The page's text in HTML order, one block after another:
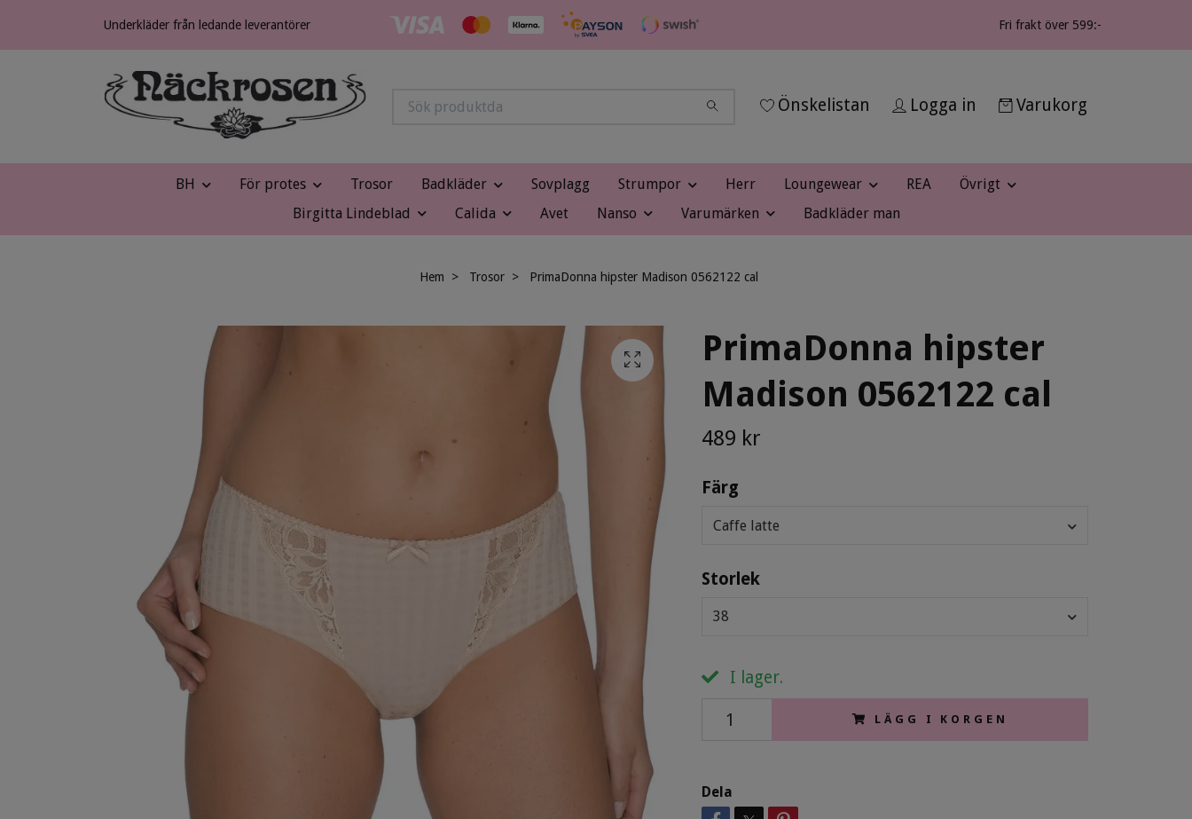
Underkläder från ledande leverantörer Fri frakt över 599:-
Önskelistan Logga in Varukorg
BH För protes Trosor Badkläder Sovplagg Strumpor Herr Loungewear REA
Övrigt
Birgitta Lindeblad
Calida Avet Nanso Varumärken Badkläder man
Hem Trosor PrimaDonna hipster Madison 0562122 cal
PrimaDonna hipster
Madison 0562122 cal
489 kr
Färg
Caffe latte
Storlek
38
I lager.
LÄGG I KORGEN
Dela